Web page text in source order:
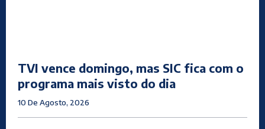
TVI vence domingo, mas SIC fica com o
programa mais visto do dia
10 De Agosto, 2026